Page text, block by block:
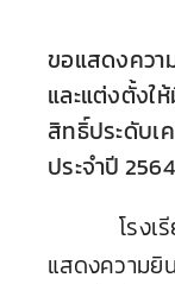
ขอแสดงคว
และแต่งตั้งใ
สิทธิ์ประดับ
ประจำปี 2564
โรงเรียน
แสดงความยิ